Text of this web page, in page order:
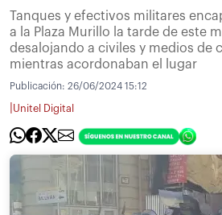
Tanques y efectivos militares
a la Plaza Murillo la tarde de este
desalojando a civiles y medios de
mientras acordonaban el lugar
Publicación: 26/06/2024 15:12
Unitel Digital